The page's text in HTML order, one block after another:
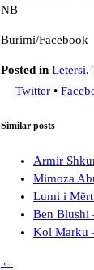
NB
Burimi/Facebook
Posted in Letersi,
Twitter •
Similar posts
Armir
Mimoza
Lumi i
Ben Blushi
Kol Marku
←